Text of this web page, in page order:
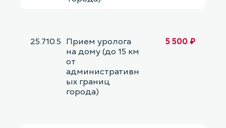
25.710.5 Прием уролога
на дому (до 15 км
от
административн
ых границ
города)
5 500 ₽